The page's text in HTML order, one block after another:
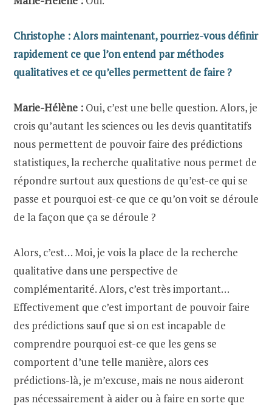
Christophe :Alors maintenant, pourriez-vous définir
rapidement ce que l’on entend par méthodes
qualitatives et ce qu’elles permettent de faire ?
Marie-Hélène : Oui, c’est une belle question. Alors, je
crois qu’autant les sciences ou les devis quantitatifs
nous permettent de pouvoir faire des prédictions
statistiques, la recherche qualitative nous permet de
répondre surtout aux questions de qu’est-ce qui se
passe et pourquoi est-ce que ce qu’on voit se déroule
de la façon que ça se déroule ?
Alors, c’est… Moi, je vois la place de la recherche
qualitative dans une perspective de
complémentarité. Alors, c’est très important…
Effectivement que c’est important de pouvoir faire
des prédictions sauf que si on est incapable de
comprendre pourquoi est-ce que les gens se
comportent d’une telle manière, alors ces
prédictions-là, je m’excuse, mais ne nous aideront
pas nécessairement à aider ou à faire en sorte que